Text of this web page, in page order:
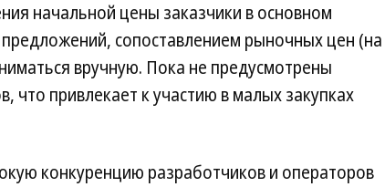
начальной цены заказчики в основном
сопоставлением рыночных цен (на
вручную. Пока не предусмотрены
что привлекает к участию в малых закупках
конкуренцию разработчиков и операторов